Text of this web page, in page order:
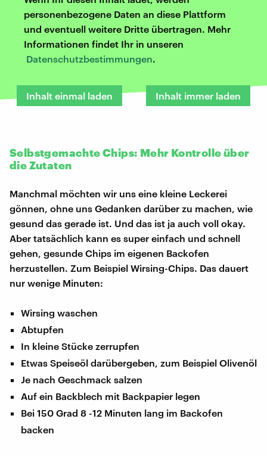
personenbezogene Daten an diese Plattform
und eventuell weitere Dritte übertragen. Mehr
Informationen findet Ihr in unseren
Datenschutzbestimmungen.
Inhalt einmal laden Inhalt immer laden
Selbstgemachte Chips: Mehr Kontrolle über
die Zutaten
Manchmal möchten wir uns eine kleine Leckerei
gönnen, ohne uns Gedanken darüber zu machen, wie
gesund das gerade ist. Und das ist ja auch voll okay.
Aber tatsächlich kann es super einfach und schnell
gehen, gesunde Chips im eigenen Backofen
herzustellen. Zum Beispiel Wirsing-Chips. Das dauert
nur wenige Minuten:
Wirsing waschen
Abtupfen
In kleine Stücke zerrupfen
Etwas Speiseöl darübergeben, zum Beispiel Olivenöl
Je nach Geschmack salzen
Auf ein Backblech mit Backpapier legen
Bei 150 Grad 8 -12 Minuten lang im Backofen
backen